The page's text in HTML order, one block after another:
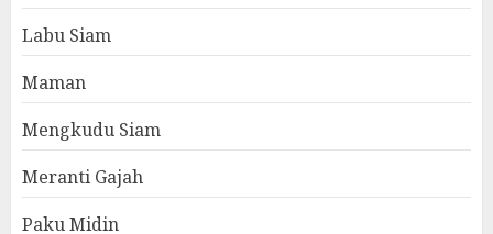
Labu Siam
Maman
Mengkudu Siam
Meranti Gajah
Paku Midin